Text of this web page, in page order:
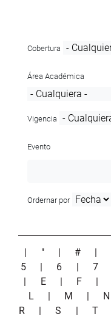
Cobertura
Área Académica
Vigencia
Evento
Ordernar por
| " | # |
5
| 6 | 7
| E | F |
L
| M | N
R
|S | T